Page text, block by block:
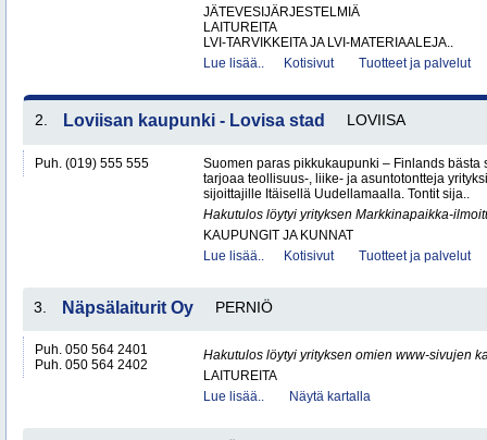
JÄTEVESIJÄRJESTELMIÄ
LAITUREITA
LVI-TARVIKKEITA JA LVI-MATERIAALEJA..
Lue lisää..
Kotisivut Tuotteet ja palvelut
2. Loviisan kaupunki - Lovisa stad LOVIISA
Puh. (019) 555 555
Suomen paras pikkukaupunki – Finlands bästa
tarjoaa teollisuus-, liike- ja asuntotontteja
sijoittajille Itäisellä Uudellamaalla. Tontit sija..
Hakutulos löytyi yrityksen Markkinapaikka-
KAUPUNGIT JA KUNNAT
Lue lisää..
Kotisivut Tuotteet ja palvelut
3. Näpsälaiturit Oy PERNIÖ
Puh. 050 564 2401
Puh. 050 564 2402
Hakutulos löytyi yrityksen omien www-sivujen
LAITUREITA
Lue lisää..
Näytä kartalla